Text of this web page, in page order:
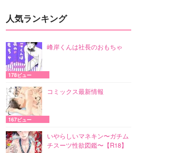
人気ランキング
峰岸くんは社長のおもちゃ
178ビュー
コミックス最新情報
167ビュー
いやらしいマネキン〜ガチム
チスーツ性欲図鑑〜【R18】